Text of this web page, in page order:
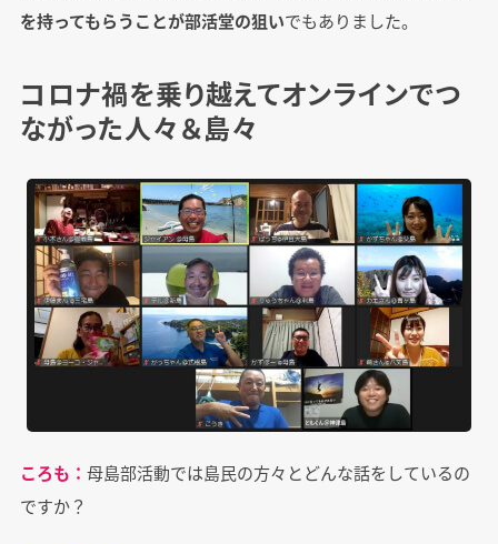
を持ってもらうことが部活堂の狙いでもありました。
コロナ禍を乗り越えてオンラインでつ
ながった人々＆島々
ころも： 母島部活動では島民の方々とどんな話をしているの
ですか？